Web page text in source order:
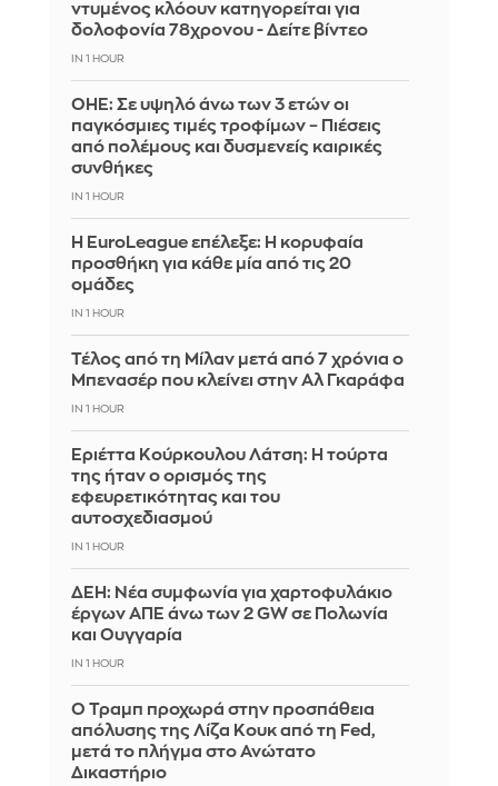
ντυμένος κλόουν κατηγορείται για
δολοφονία 78χρονου - Δείτε βίντεο
IN 1 HOUR
ΟΗΕ: Σε υψηλό άνω των 3 ετών οι
παγκόσμιες τιμές τροφίμων – Πιέσεις
από πολέμους και δυσμενείς καιρικές
συνθήκες
IN 1 HOUR
Η EuroLeague επέλεξε: Η κορυφαία
προσθήκη για κάθε μία από τις 20
ομάδες
IN 1 HOUR
Τέλος από τη Μίλαν μετά από 7 χρόνια ο
Μπενασέρ που κλείνει στην Αλ Γκαράφα
IN 1 HOUR
Εριέττα Κούρκουλου Λάτση: Η τούρτα
της ήταν ο ορισμός της
εφευρετικότητας και του
αυτοσχεδιασμού
IN 1 HOUR
ΔΕΗ: Νέα συμφωνία για χαρτοφυλάκιο
έργων ΑΠΕ άνω των 2 GW σε Πολωνία
και Ουγγαρία
IN 1 HOUR
Ο Τραμπ προχωρά στην προσπάθεια
απόλυσης της Λίζα Κουκ από τη Fed,
μετά το πλήγμα στο Ανώτατο
Δικαστήριο